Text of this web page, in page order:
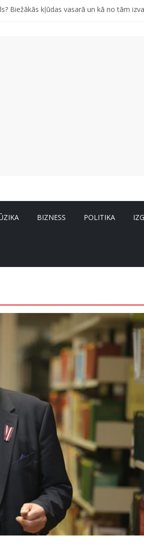
Biežākās kļūdas vasarā un kā no tām
BIZNESS POLITIKA